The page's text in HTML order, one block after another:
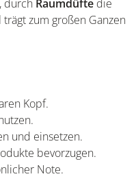
durch Raumdüfte die
zum großen Ganzen
Kopf.
und einsetzen.
bevorzugen.
Note.